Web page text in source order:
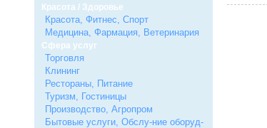
Красота / Здоровье
Красота, Фитнес, Спорт
Медицина, Фармация, Ветеринария
Сфера услуг
Торговля
Клининг
Рестораны, Питание
Туризм, Гостиницы
Производство, Агропром
Бытовые услуги, Обслу-ние оборуд-